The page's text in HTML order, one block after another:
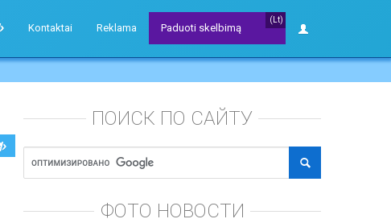
Kontaktai Reklama
(Lt)
Paduoti skelbimą
ПОИСК ПО САЙТУ
ФОТО НОВОСТИ